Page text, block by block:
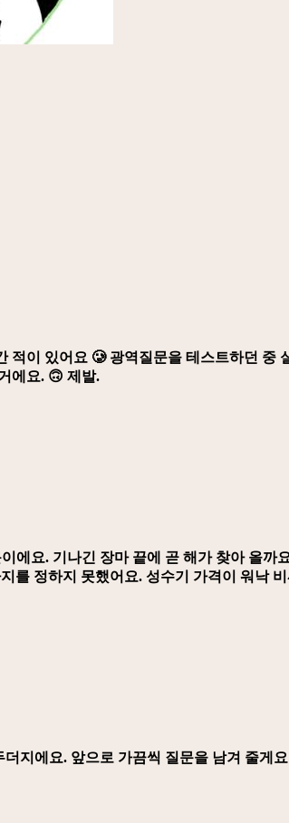
적이 있어요 🥲 광역질문을 테스트하던
에요. 🙃 제발.
에요. 기나긴 장마 끝에 곧 해가 찾아 올
를 정하지 못했어요. 성수기 가격이 워낙
지에요. 앞으로 가끔씩 질문을 남겨 줄게